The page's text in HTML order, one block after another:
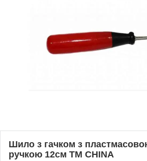
Шило з гачком з
ручкою 12см ТМ CHINA